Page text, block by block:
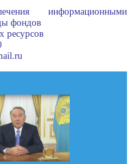
информационными
фондов
ресурсов
.ru